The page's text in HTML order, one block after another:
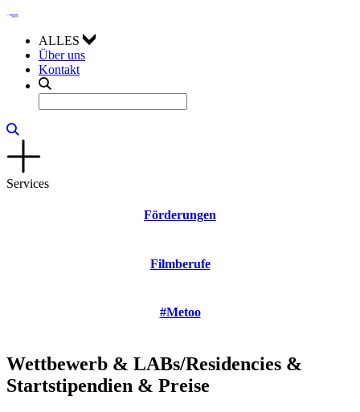
ALLES
Über uns
Kontakt
Services
Förderungen
Filmberufe
#Metoo
Wettbewerb & LABs/Residencies &
Startstipendien & Preise